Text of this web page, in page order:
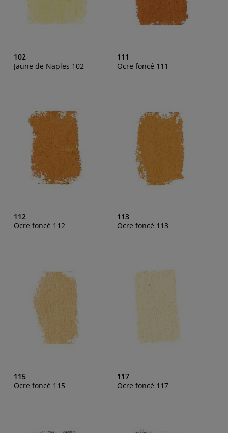
102
Jaune de Naples 102
111
Ocre foncé 111
112
Ocre foncé 112
113
Ocre foncé 113
115
Ocre foncé 115
117
Ocre foncé 117